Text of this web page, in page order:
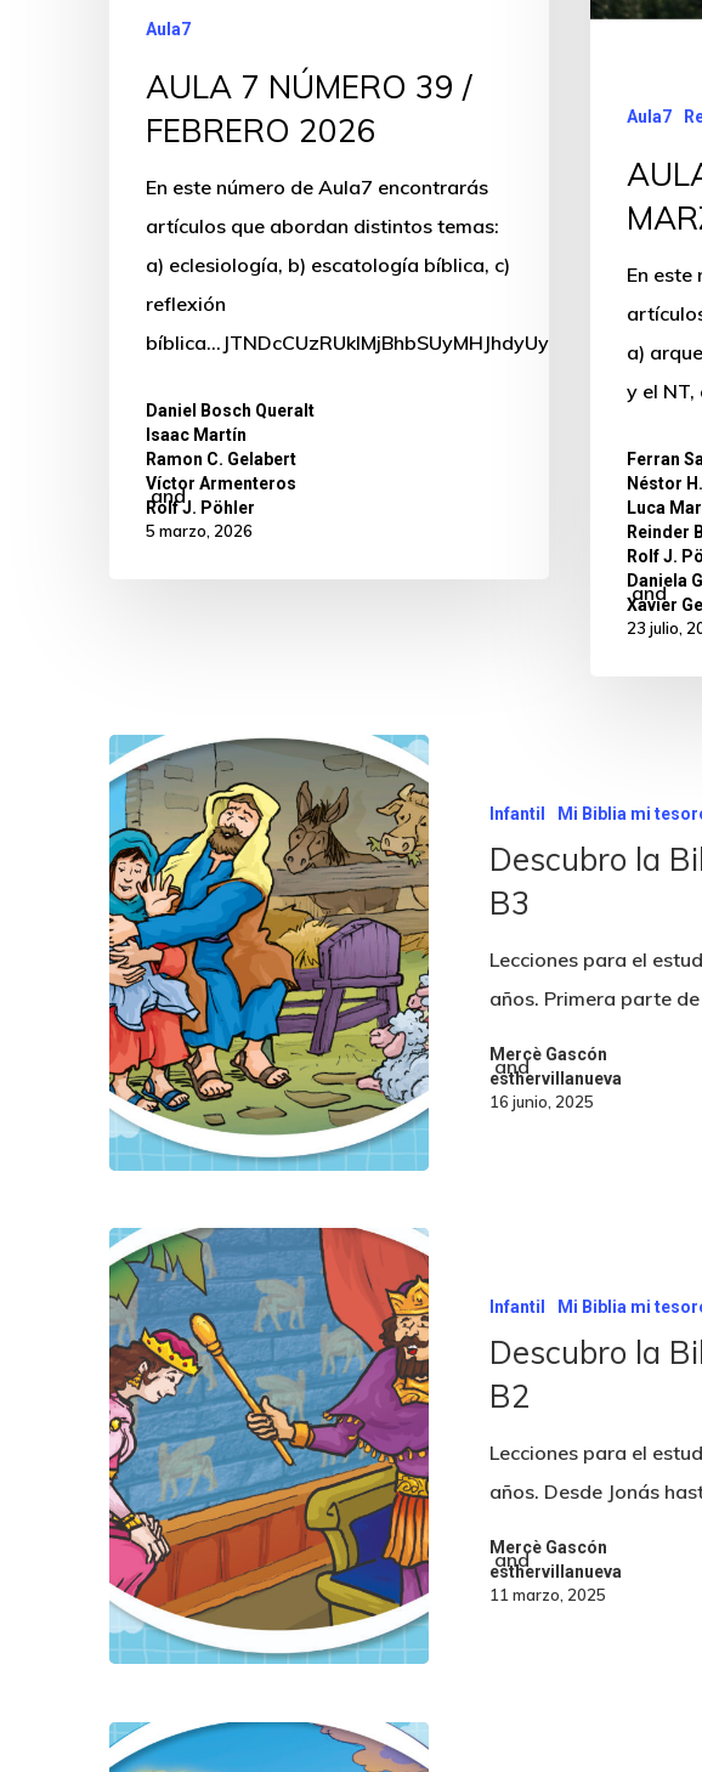
Aula7
AULA 7 NÚMERO 39 /
FEBRERO 2026
En este número de Aula7 encontrarás
artículos que abordan distintos temas:
a) eclesiología, b) escatología bíblica, c)
reflexión
Daniel Bosch Queralt
,Isaac Martín
,Ramon C. Gelabert
,
Víctor Armenteros
and
Rolf J. Pöhler
5 marzo, 2026
Aula7
En este
a)
y el
Ferran
,Néstor
,Luca
,Reinder
,Rolf J.
,Daniela
and
Xavier
23 julio,
Infantil Mi Biblia mi
Descubro la
B3
Lecciones para el
años. Primera parte
Mercè Gascón
and
esthervillanueva
16 junio, 2025
Infantil Mi Biblia mi
Descubro la
B2
Lecciones para el
años. Desde Jonás
Mercè Gascón
and
esthervillanueva
11 marzo, 2025